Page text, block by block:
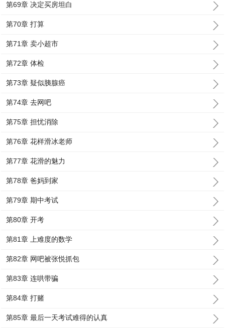
第69章 决定买房坦白
第70章 打算
第71章 卖小超市
第72章 体检
第73章 疑似胰腺癌
第74章 去网吧
第75章 担忧消除
第76章 花样滑冰老师
第77章 花滑的魅力
第78章 爸妈到家
第79章 期中考试
第80章 开考
第81章 上难度的数学
第82章 网吧被张悦抓包
第83章 连哄带骗
第84章 打赌
第85章 最后一天考试难得的认真